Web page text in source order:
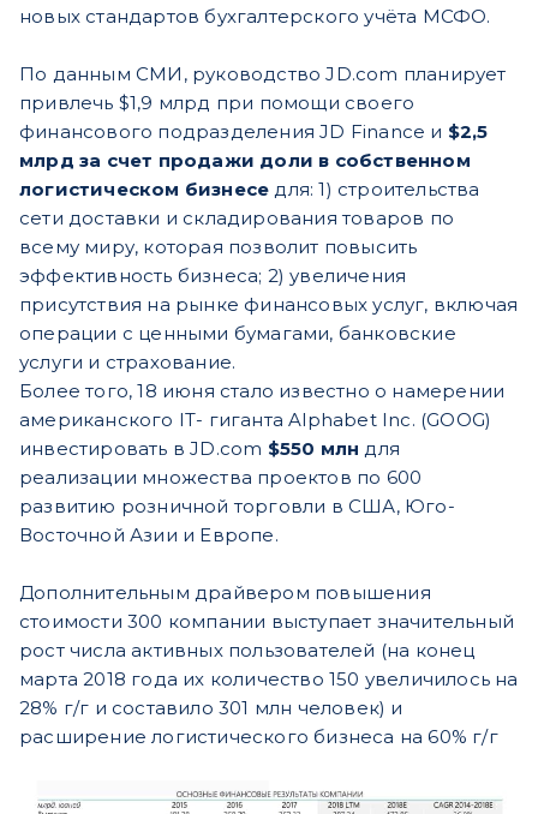
новых стандартов бухгалтерского учёта МСФО.
По данным СМИ, руководство JD.com планирует
привлечь $1,9 млрд при помощи своего
финансового подразделения JD Finance и $2,5
млрд за счет продажи доли в собственном
логистическом бизнесе для: 1) строительства
сети доставки и складирования товаров по
всему миру, которая позволит повысить
эффективность бизнеса; 2) увеличения
присутствия на рынке финансовых услуг, включая
операции с ценными бумагами, банковские
услуги и страхование.
Более того, 18 июня стало известно о намерении
американского IT- гиганта Alphabet Inc. (GOOG)
инвестировать в JD.com $550 млн для
реализации множества проектов по 600
развитию розничной торговли в США, Юго-
Восточной Азии и Европе.
Дополнительным драйвером повышения
стоимости 300 компании выступает значительный
рост числа активных пользователей (на конец
марта 2018 года их количество 150 увеличилось на
28% г/г и составило 301 млн человек) и
расширение логистического бизнеса на 60% г/г